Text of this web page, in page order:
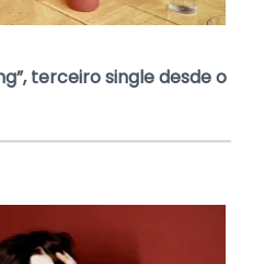
terceiro single desde o